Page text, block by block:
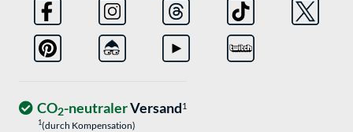
CO2-neutralerVersand1
1(durch Kompensation)